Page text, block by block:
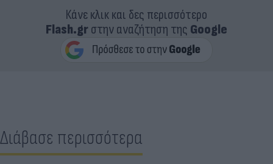
Κάνε κλικ και δες περισσότερο
Flash.grστην αναζήτηση της Google
Διάβασε περισσότερα